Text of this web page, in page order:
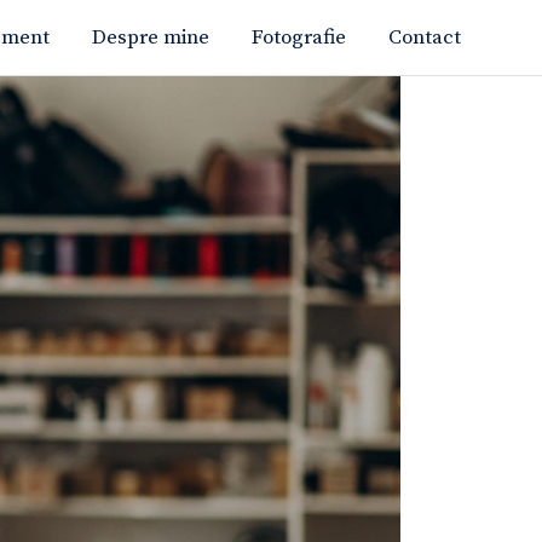
Despre mine Fotografie Contact